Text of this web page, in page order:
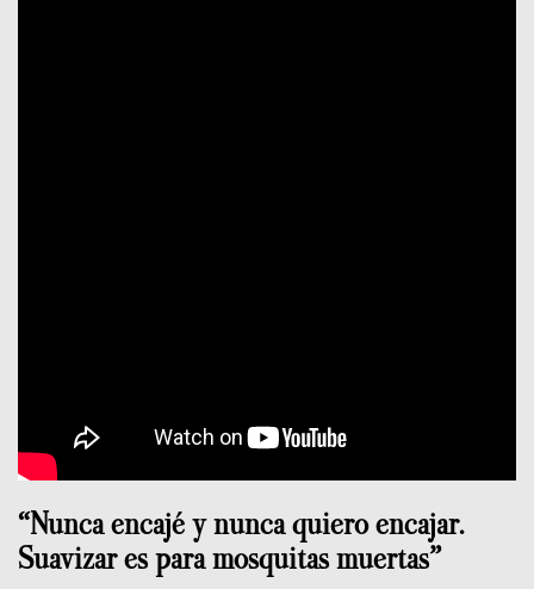
“Nunca encajé y nunca quiero encajar.
Suavizar es para mosquitas muertas”